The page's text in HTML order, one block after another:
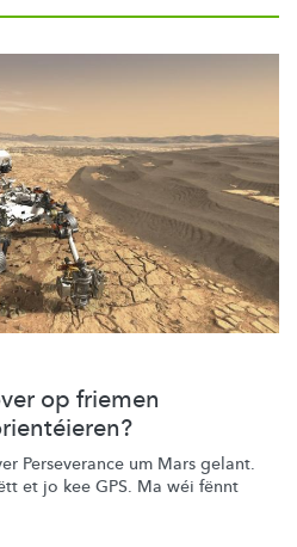
op friemen
Perseverance um Mars gelant.
et jo kee GPS. Ma wéi fënnt